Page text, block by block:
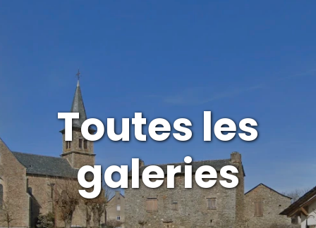
Toutes les
galeries